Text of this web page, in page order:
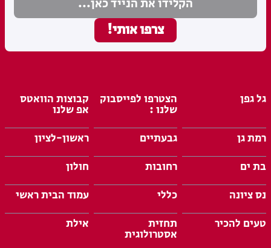
גל גפן הצטרפו לפייסבוק
שלנו :
קבוצות הוואטס
אפ שלנו
רמת גן
גבעתיים
ראשון-לציון
בת ים
רחובות
חולון
נס ציונה
כללי
עמוד הבית ראשי
טעים להכיר
תחזית
אסטרולוגית
אילת